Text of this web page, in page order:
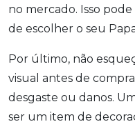
no mercado. Isso
de escolher o seu
Por último, não
visual antes de
desgaste ou danos.
ser um item de